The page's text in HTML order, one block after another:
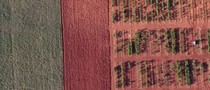
- Istražuje se
zakonskih